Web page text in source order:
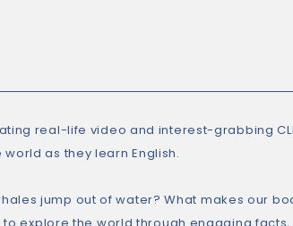
real-life video and interest-grabbing
as they learn English.
jump out of water? What makes our